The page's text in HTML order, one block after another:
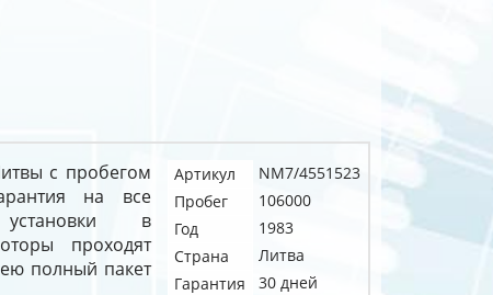
с пробегом
на все
в
проходят
полный пакет
Артикул
NM7/4551523
Пробег
106000
Год
1983
Страна
Литва
Гарантия
30 дней